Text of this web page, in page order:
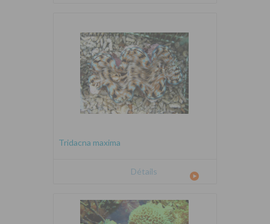
Tridacna maxima
Détails